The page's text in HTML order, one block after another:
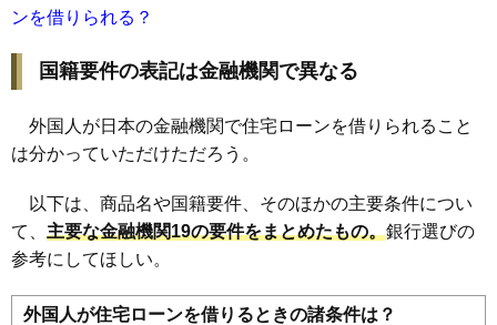
ンを借りられる？
国籍要件の表記は金融機関で異なる
外国人が日本の金融機関で住宅ローンを借りられること
は分かっていただけただろう。
以下は、商品名や国籍要件、そのほかの主要条件につい
て、 主要な金融機関19の要件をまとめたもの。銀行選びの
参考にしてほしい。
外国人が住宅ローンを借りるときの諸条件は？